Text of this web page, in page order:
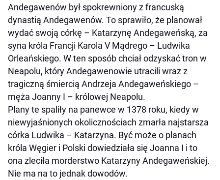
Andegawenów był spokrewniony z francuską
dynastią Andegawenów. To sprawiło, że planował
wydać swoją córkę – Katarzynę Andegaweńską, za
syna króla Francji Karola V Mądrego – Ludwika
Orleańskiego. W ten sposób chciał odzyskać tron w
Neapolu, który Andegawenowie utracili wraz z
tragiczną śmiercią Andrzeja Andegaweńskiego –
męża Joanny I – królowej Neapolu.
Plany te spaliły na panewce w 1378 roku, kiedy w
niewyjaśnionych okolicznościach zmarła najstarsza
córka Ludwika – Katarzyna. Być może o planach
króla Węgier i Polski dowiedziała się Joanna I i to
ona zleciła morderstwo Katarzyny Andegaweńskiej.
Nie ma na to jednak dowodów.